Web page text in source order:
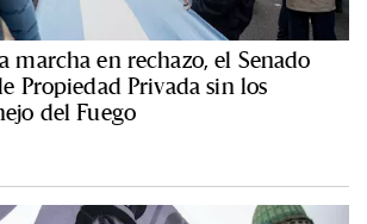
marcha en rechazo, el Senado
Propiedad Privada sin los
del Fuego